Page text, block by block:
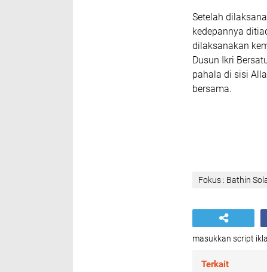
Setelah
kedepannya
dilaksanakan
Dusun Ikri
pahala di sisi
bersama.
Fokus : Bathin
masukkan script
Terkait